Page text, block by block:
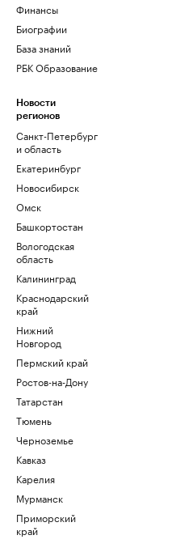
Финансы
Биографии
База знаний
РБК Образование
Новости
регионов
Санкт-Петербург
и область
Екатеринбург
Новосибирск
Омск
Башкортостан
Вологодская
область
Калининград
Краснодарский
край
Нижний
Новгород
Пермский край
Ростов-на-Дону
Татарстан
Тюмень
Черноземье
Кавказ
Карелия
Мурманск
Приморский
край